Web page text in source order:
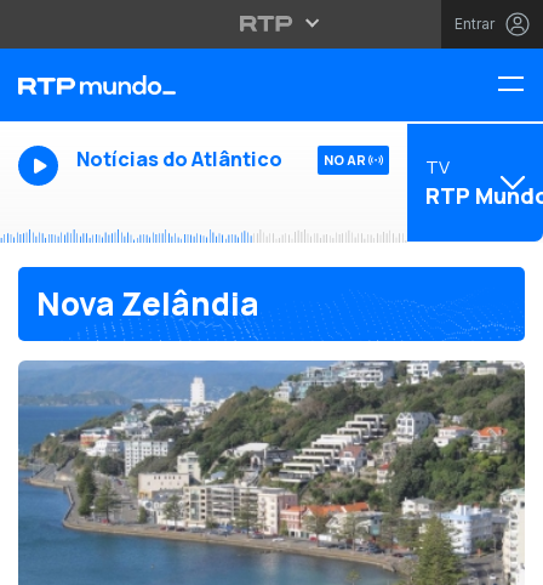
Entrar
Notícias do Atlântico NO AR TV
RTP
Nova Zelândia